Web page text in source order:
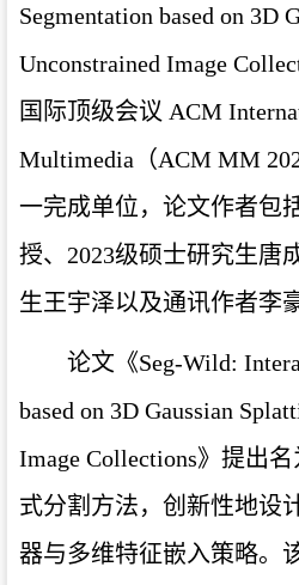
Segmentation based on 3D
Unconstrained Image
国际顶级会议 ACM
Multimedia（ACM MM
一完成单位，论文作者包
授、2023级硕士研究生唐
生王宇泽以及通讯作者李
论文《Seg-Wild:
based on 3D Gaussian
Image Collections》提出
式分割方法，创新性地设
器与多维特征嵌入策略。